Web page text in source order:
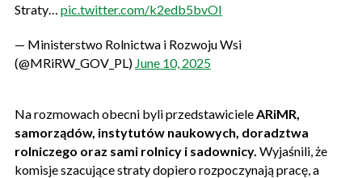
Straty… pic.twitter.com/k2edb5bvOI
— Ministerstwo Rolnictwa i Rozwoju Wsi
(@MRiRW_GOV_PL) June 10, 2025
Na rozmowach obecni byli przedstawiciele ARiMR,
samorządów, instytutów naukowych, doradztwa
rolniczego oraz sami rolnicy i sadownicy. Wyjaśnili, że
komisje szacujące straty dopiero rozpoczynają pracę, a